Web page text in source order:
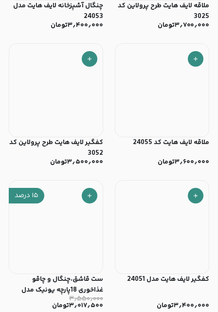
ملاقه لایف هایت طرح پرولاین کد
3025
۳٫۷۰۰٫۰۰۰تومان
چنگال آشپزخانه لایف هایت مدل
24053
۳٫۴۰۰٫۰۰۰تومان
ملاقه لایف هایت کد 24055
۳٫۶۰۰٫۰۰۰تومان
کفگیر لایف هایت طرح پرولاین کد
3052
۳٫۵۰۰٫۰۰۰تومان
کفگیر لایف هایت مدل 24051
۳٫۴۰۰٫۰۰۰تومان
۱۵ درصد
ست قاشق،چنگال و چاقو
غذاخوری 18پارچه یونیک مدل
شیکاگو کد 7370
۳٫۵۵۰٫۰۰۰
۳٫۰۱۷٫۵۰۰تومان